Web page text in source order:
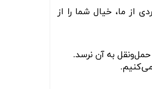
از ما، خیال شما را از
به آن نرسد.